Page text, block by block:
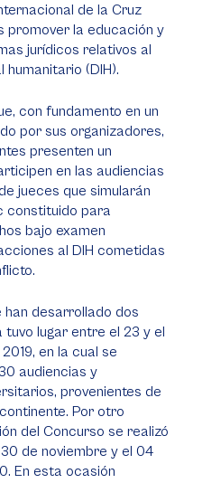
de la Cruz
promover la educación y
jurídicos relativos al
(DIH).
con fundamento en un
por sus organizadores,
presenten un
en las audiencias
jueces que simularán
constituido para
bajo examen
al DIH cometidas
desarrollado dos
tuvo lugar entre el 23 y el
en la cual se
audiencias y
provenientes de
Por otro
del Concurso se realizó
de noviembre y el 04
En esta ocasión